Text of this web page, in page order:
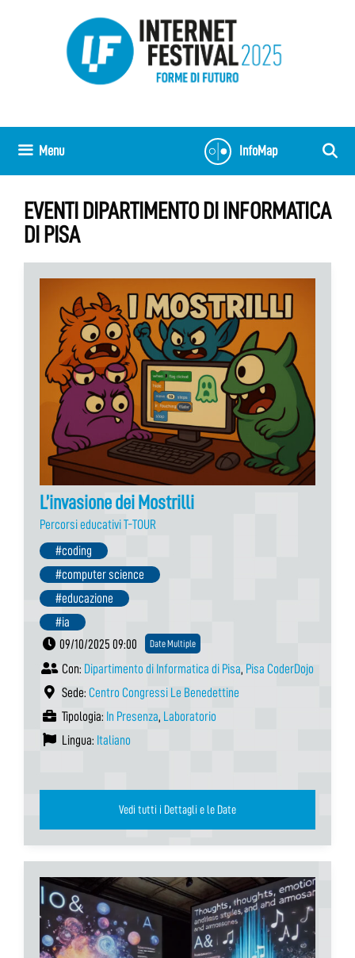
InfoMap
Menu
EVENTI DIPARTIMENTO DI INFORMATICA
DI PISA
L’invasione dei Mostrilli
Percorsi educativi T-TOUR
#coding
#computer science
#educazione
#ia
09/10/2025 09:00
Date Multiple
Con: Dipartimento di Informatica di Pisa, Pisa CoderDojo
Sede: Centro Congressi Le Benedettine
Tipologia: In Presenza, Laboratorio
Lingua: Italiano
Vedi tutti i Dettagli e le Date